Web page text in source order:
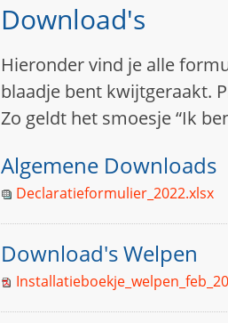
Download's
Hieronder vind je alle
blaadje bent kwijtgeraakt.
Zo geldt het smoesje “Ik
Algemene Downloads
Declaratieformulier_2022.xlsx
Download's Welpen